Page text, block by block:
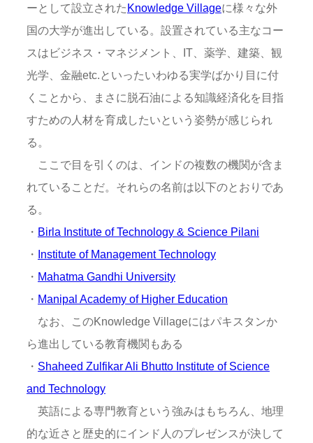
ーとして設立されたKnowledge Villageに様々な外
国の大学が進出している。設置されている主なコー
スはビジネス・マネジメント、IT、薬学、建築、観
光学、金融etc.といったいわゆる実学ばかり目に付
くことから、まさに脱石油による知識経済化を目指
すための人材を育成したいという姿勢が感じられ
る。
ここで目を引くのは、インドの複数の機関が含ま
れていることだ。それらの名前は以下のとおりであ
る。
・ Birla Institute of Technology & Science Pilani
・ Institute of Management Technology
・ Mahatma Gandhi University
・ Manipal Academy of Higher Education
なお、このKnowledge Villageにはパキスタンか
ら進出している教育機関もある
・ Shaheed Zulfikar Ali Bhutto Institute of Science
and Technology
英語による専門教育という強みはもちろん、地理
的な近さと歴史的にインド人のプレゼンスが決して